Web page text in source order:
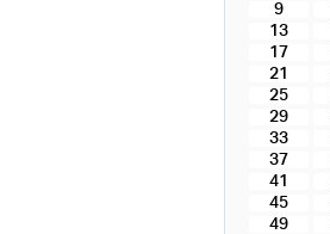
9
13
17
21
25
29
33
37
41
45
49